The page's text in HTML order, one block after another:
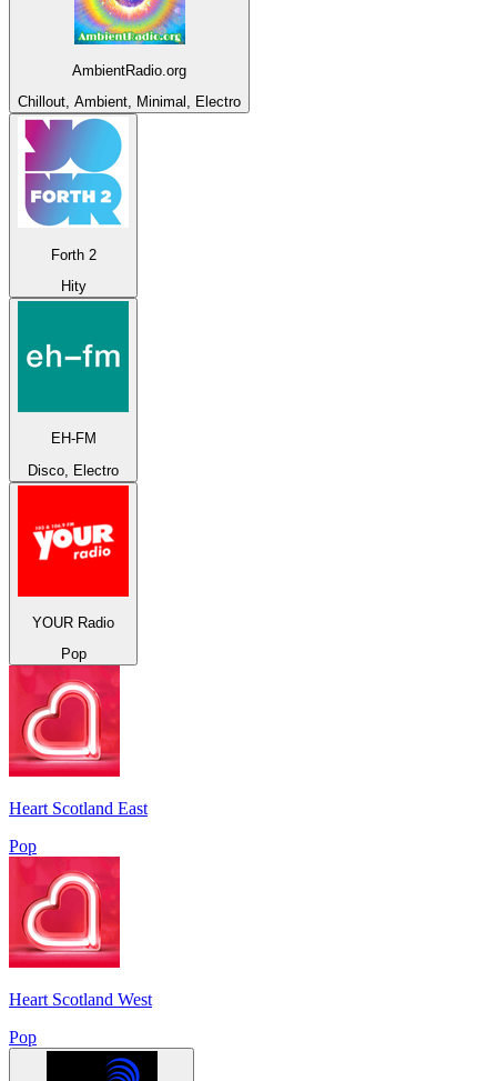
AmbientRadio.org
Chillout, Ambient, Minimal, Electro
Forth 2
Hity
EH-FM
Disco, Electro
YOUR Radio
Pop
Heart Scotland East
Pop
Heart Scotland West
Pop